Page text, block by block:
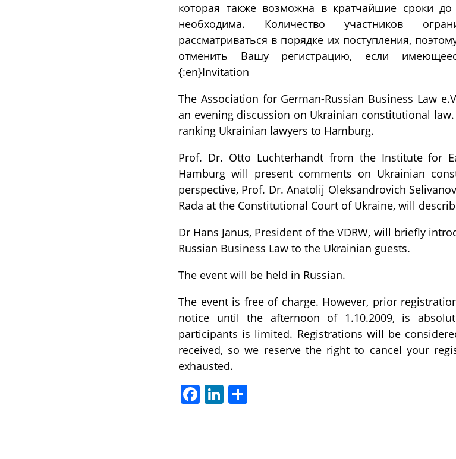
которая также возможна в кратчайшие сроки до
необходима. Количество участников
рассматриваться в порядке их поступления,
отменить Вашу регистрацию, если
{:en}Invitation
The Association for German-Russian Business Law
an evening discussion on Ukrainian constitutional
ranking Ukrainian lawyers to Hamburg.
Prof. Dr. Otto Luchterhandt from the Institute for
Hamburg will present comments on Ukrainian
perspective, Prof. Dr. Anatolij Oleksandrovich
Rada at the Constitutional Court of Ukraine, will
Dr Hans Janus, President of the VDRW, will briefly
Russian Business Law to the Ukrainian guests.
The event will be held in Russian.
The event is free of charge. However, prior
notice until the afternoon of 1.10.2009, is
participants is limited. Registrations will be
received, so we reserve the right to cancel your
exhausted.
FacebookLinkedIn